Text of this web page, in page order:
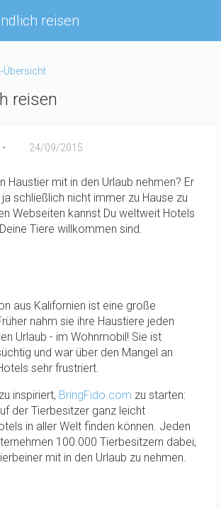
reisen
Übersicht
reisen
24/09/2015
Haustier mit in den Urlaub nehmen? Er
schließlich nicht immer zu Hause zu
Webseiten kannst Du weltweit Hotels
Tiere willkommen sind.
aus Kalifornien ist eine große
nahm sie ihre Haustiere jeden
Urlaub - im Wohnmobil! Sie ist
und war über den Mangel an
sehr frustriert.
inspiriert, BringFido.com zu starten:
der Tierbesitzer ganz leicht
in aller Welt finden können. Jeden
100.000 Tierbesitzern dabei,
mit in den Urlaub zu nehmen.